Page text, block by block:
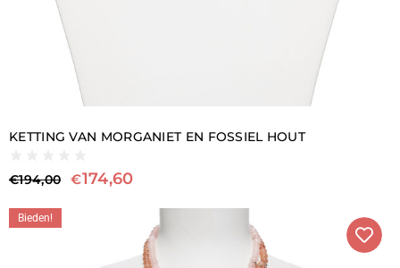
KETTING VAN MORGANIET EN FOSSIEL HOUT
€194,00 €174,60
Bieden!